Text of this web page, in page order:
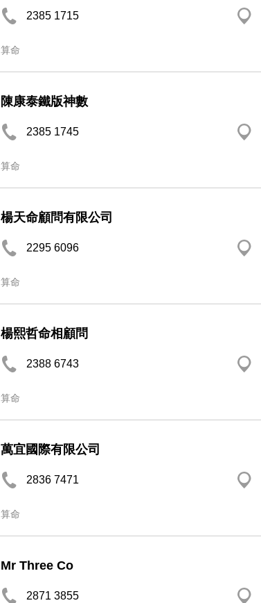
2385 1715
算命
陳康泰鐵版神數
2385 1745
算命
楊天命顧問有限公司
2295 6096
算命
楊熙哲命相顧問
2388 6743
算命
萬宜國際有限公司
2836 7471
算命
Mr Three Co
2871 3855